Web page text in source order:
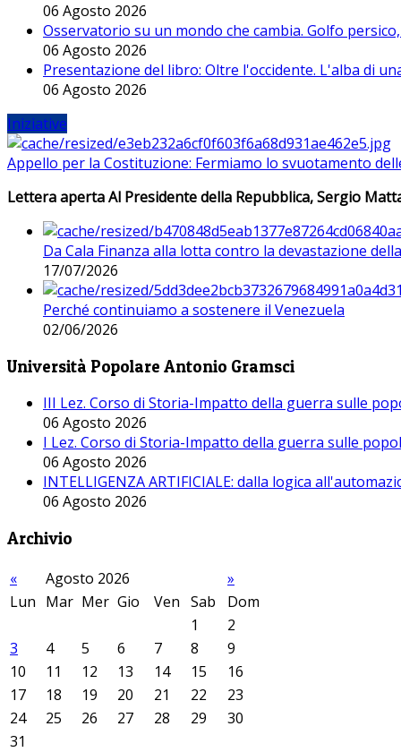
06 Agosto 2026
Osservatorio su un mondo che cambia. Golfo
06 Agosto 2026
Presentazione del libro: Oltre l'occidente. L'alba di
06 Agosto 2026
Iniziative
Appello per la Costituzione: Fermiamo lo svuotamento
Lettera aperta Al Presidente della Repubblica, Sergio
Da Cala Finanza alla lotta contro la devastazione
17/07/2026
Perché continuiamo a sostenere il Venezuela
02/06/2026
Università Popolare Antonio Gramsci
III Lez. Corso di Storia-Impatto della guerra sulle
06 Agosto 2026
I Lez. Corso di Storia-Impatto della guerra sulle
06 Agosto 2026
INTELLIGENZA ARTIFICIALE: dalla logica
06 Agosto 2026
Archivio
« Agosto 2026
»
Lun Mar Mer Gio Ven Sab
Dom
1
2
3
4 5 6 7 8
9
10
11 12 13 14 15
16
17
18 19 20 21 22
23
24
25 26 27 28 29
30
31